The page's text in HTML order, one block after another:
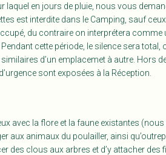
en jours de pluie, nous vous
est interdite dans le Camping, sauf
du contraire on interprétera
Pendant cette période, le silence sera
d’un emplacemet à autre. Hors
sont exposées à la Réception.
avec la flore et la faune existantes
aux animaux du poulailler, ainsi
des clous aux arbres et d’y attacher des